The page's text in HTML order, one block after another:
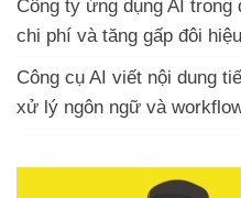
Công ty ứng dụng AI
chi phí và tăng gấp đôi
Công cụ AI viết nội dung
xử lý ngôn ngữ và